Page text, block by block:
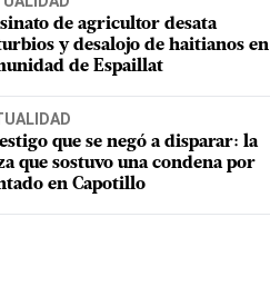
de agricultor desata
y desalojo de haitianos en
de Espaillat
que se negó a disparar: la
que sostuvo una condena por
en Capotillo